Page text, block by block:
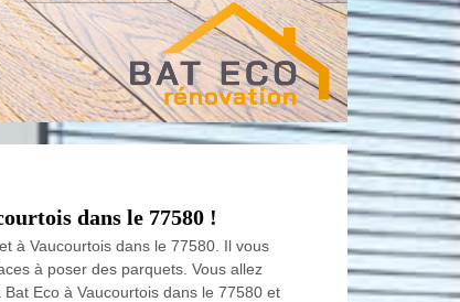
dans le 77580 !
à Vaucourtois dans le 77580. Il vous
à poser des parquets. Vous allez
Eco à Vaucourtois dans le 77580 et